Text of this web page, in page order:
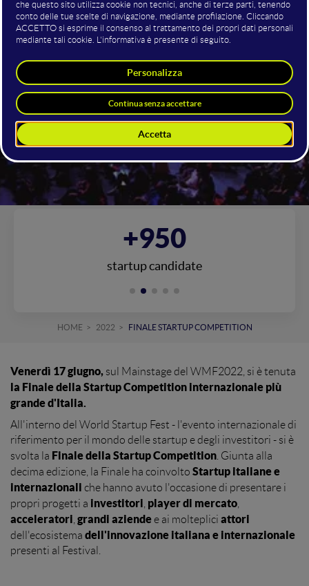
Competition
Startup più grande d'Italia
17 · GIUGNO 2022 / RIMINI FIERA
+950
startup candidate
HOME 2022 FINALE STARTUP COMPETITION
Venerdì 17 giugno, sul Mainstage del WMF2022, si è tenuta
la Finale della Startup Competition internazionale più
grande d'Italia.
All'interno del World Startup Fest - l'evento internazionale di
riferimento per il mondo delle startup e degli investitori - si è
svolta la Finale della Startup Competition . Giunta alla
decima edizione, la Finale ha coinvolto Startup italiane e
internazionali che hanno avuto l'occasione di presentare i
propri progetti a investitori player di mercato
acceleratori grandi aziendee ai molteplici attori
dell'ecosistema dell'innovazione italiana e internazionale
presenti al Festival.